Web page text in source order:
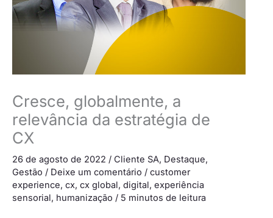
Cresce, globalmente, a
relevância da estratégia de
CX
26 de agosto de 2022 / Cliente SA, Destaque,
Gestão / Deixe um comentário / customer
experience, cx, cx global, digital, experiência
sensorial, humanização / 5 minutos de leitura